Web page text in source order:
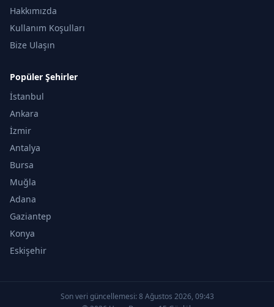
Hakkımızda
Kullanım Koşulları
Bize Ulaşın
Popüler Şehirler
İstanbul
Ankara
İzmir
Antalya
Bursa
Muğla
Adana
Gaziantep
Konya
Eskişehir
Son veri güncellemesi: 8 Ağustos 2026, 09:43